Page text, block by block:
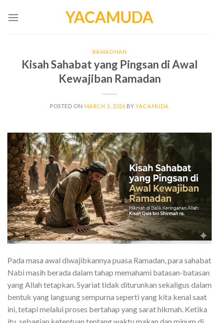
YACAMUDA
RAMADHAN
Kisah Sahabat yang Pingsan di Awal
Kewajiban Ramadan
POSTED ON MARCH 3, 2026 BYYACAMUDA
Pada masa awal diwajibkannya puasa Ramadan, para sahabat
Nabi masih berada dalam tahap memahami batasan-batasan
yang Allah tetapkan. Syariat tidak diturunkan sekaligus dalam
bentuk yang langsung sempurna seperti yang kita kenal saat
ini, tetapi melalui proses bertahap yang sarat hikmah. Ketika